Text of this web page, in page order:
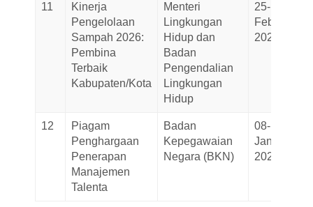
11
Kinerja
Pengelolaan
Sampah 2026:
Pembina
Terbaik
Kabupaten/Kota
Menteri
Lingkungan
Hidup dan
Badan
Pengendalian
Lingkungan
Hidup
25-
February-
2026
12
Piagam
Penghargaan
Penerapan
Manajemen
Talenta
Badan
Kepegawaian
Negara (BKN)
08-
January-
2026